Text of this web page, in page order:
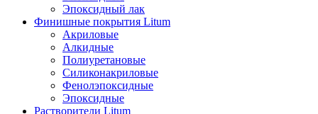
Эпоксидный лак
Финишные покрытия Litum
Акриловые
Алкидные
Полиуретановые
Силиконакриловые
Фенолэпоксидные
Эпоксидные
Растворители Litum